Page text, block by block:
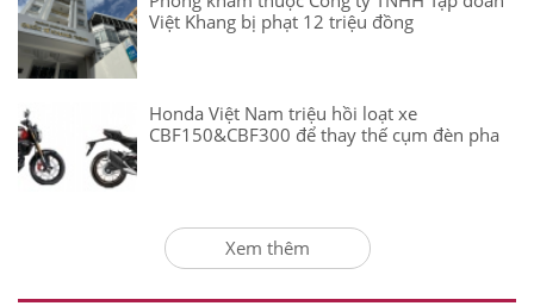
Việt Khang bị phạt 12 triệu đồng
Honda Việt Nam triệu hồi loạt xe
CBF150&CBF300 để thay thế cụm đèn pha
Xem thêm